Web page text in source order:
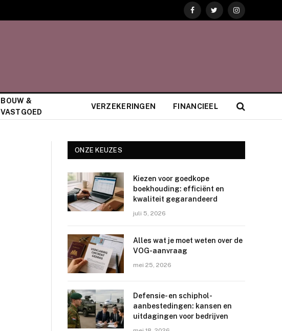
FacebookTwitterInstagram
BOUW &
VASTGOED
VERZEKERINGEN FINANCIEEL
ONZE KEUZES
Kiezen voor goedkope
boekhouding: efficiënt en
kwaliteit gegarandeerd
juli 5, 2026
Alles wat je moet weten over de
VOG-aanvraag
mei 25, 2026
Defensie- en schiphol-
aanbestedingen: kansen en
uitdagingen voor bedrijven